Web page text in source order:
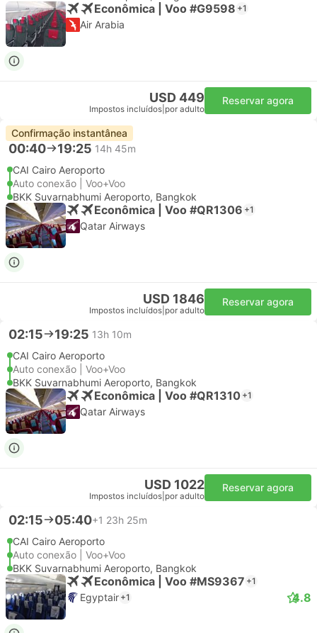
Econômica | Voo #G9598 +1
Air Arabia
USD 449
Impostos incluídos por adulto
Reservar agora
Confirmação instantânea
00:40 19:25 14h 45m
CAI Cairo Aeroporto
Auto conexão | Voo+Voo
BKK Suvarnabhumi Aeroporto, Bangkok
Econômica | Voo #QR1306 +1
Qatar Airways
USD 1846
Impostos incluídos por adulto
Reservar agora
02:15 19:25 13h 10m
CAI Cairo Aeroporto
Auto conexão | Voo+Voo
BKK Suvarnabhumi Aeroporto, Bangkok
Econômica | Voo #QR1310 +1
Qatar Airways
USD 1022
Impostos incluídos por adulto
Reservar agora
02:15 05:40+1 23h 25m
CAI Cairo Aeroporto
Auto conexão | Voo+Voo
BKK Suvarnabhumi Aeroporto, Bangkok
Econômica | Voo #MS9367 +1
Egyptair +1 4.8